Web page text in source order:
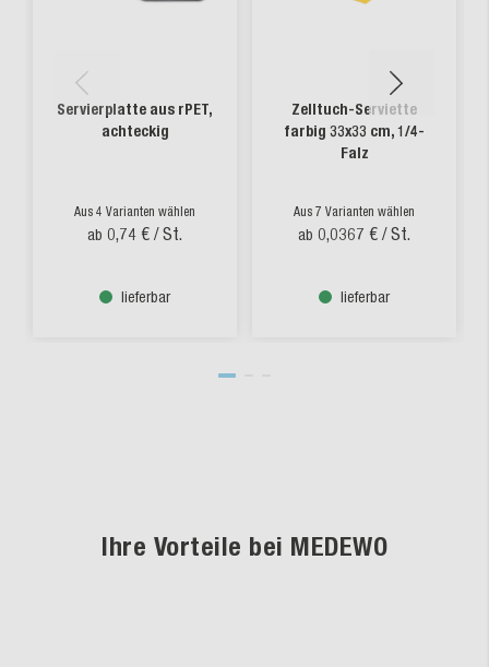
Servierplatte aus rPET,
achteckig
Aus 4 Varianten wählen
ab 0,74 € / St.
lieferbar
Zelltuch-Serviette
farbig 33x33 cm, 1/4-
Falz
Aus 7 Varianten wählen
ab 0,0367 € / St.
lieferbar
Ihre Vorteile bei MEDEWO